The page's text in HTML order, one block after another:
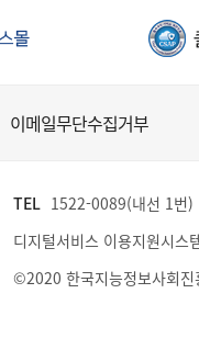
이메일무단수집거부
TEL 1522-0089(내선 1번
디지털서비스 이용지원시스
©2020 한국지능정보사회진